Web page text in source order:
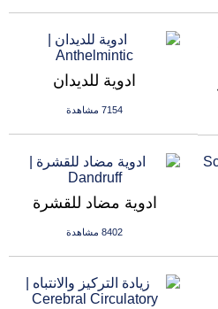
ادوية للديدان
7154 مشاهدة
ادوية مضاد للقشرة
8402 مشاهدة